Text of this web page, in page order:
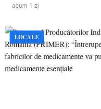
acum 1 zi
LOCALE